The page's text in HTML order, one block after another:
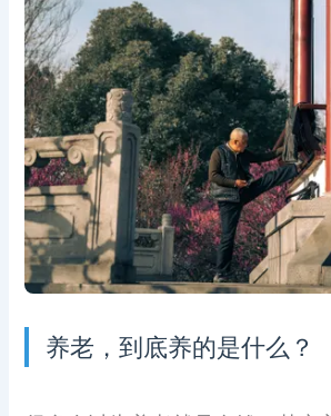
养老，到底养的是什么？